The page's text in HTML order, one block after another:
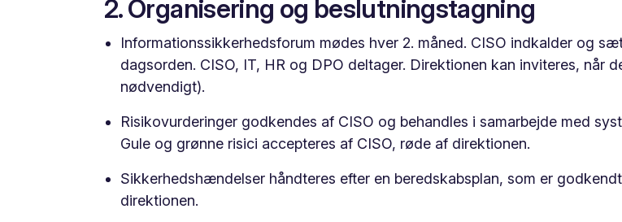
2. Organisering og beslutningstagning
Informationssikkerhedsforum mødes hver 2. måned. CISO indkalder og
dagsorden. CISO, IT, HR og DPO deltager. Direktionen kan inviteres, når
nødvendigt).
Risikovurderinger godkendes af CISO og behandles i samarbejde med
Gule og grønne risici accepteres af CISO, røde af direktionen.
Sikkerhedshændelser håndteres efter en beredskabsplan, som er
direktionen.